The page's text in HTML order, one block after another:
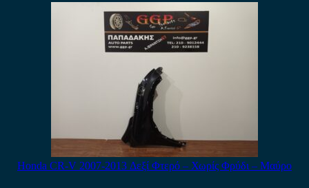
Honda CR-V 2007-2013 Δεξί Φτερό – Χωρίς Φρύδι – Μαύρο